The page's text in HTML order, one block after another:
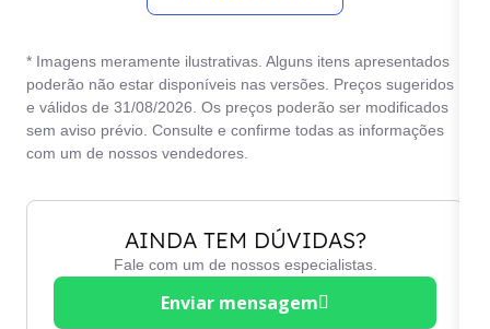
Bancos com Isofix
Bancos de couro
Câmera de Ré
Controle automático de
velocidade
Controle de tração
Sensor de chuva
Sensor de
estacionamento
de altura
Volante em couro
* Imagens meramente ilustrativas. Alguns itens apresentados
poderão não estar disponíveis nas versões. Preços sugeridos
e válidos de 31/08/2026. Os preços poderão ser modificados
sem aviso prévio. Consulte e confirme todas as informações
com um de nossos vendedores.
AINDA TEM DÚVIDAS?
Fale com um de nossos especialistas.
Enviar mensagem